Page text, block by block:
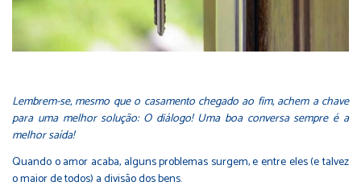
Lembrem-se, mesmo que o casamento chegado ao fim, achem a chave
para uma melhor solução: O diálogo! Uma boa conversa sempre é a
melhor saída!
Quando o amor acaba, alguns problemas surgem, e entre eles (e talvez
o maior de todos) a divisão dos bens.